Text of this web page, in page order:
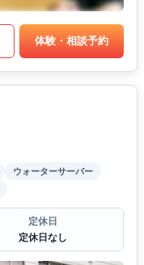
体験・相談予約
ウォーターサーバー
定休日
定休日なし